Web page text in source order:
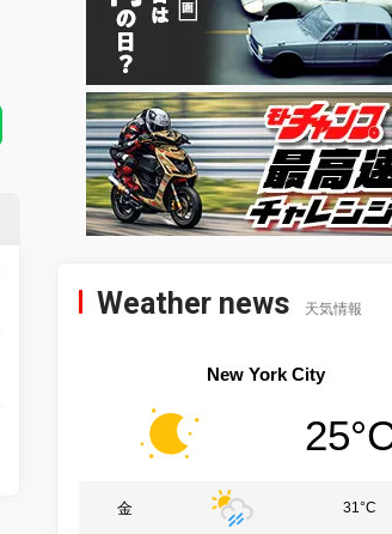
Weather news 天気情報
New York City
金 31°C